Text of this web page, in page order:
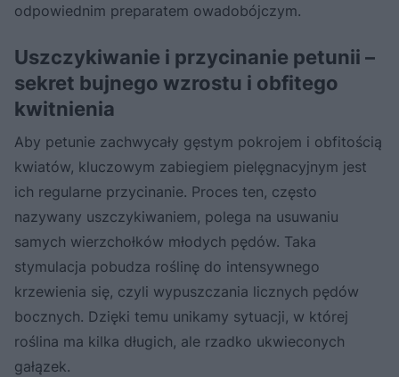
odpowiednim preparatem owadobójczym.
Uszczykiwanie i przycinanie petunii –
sekret bujnego wzrostu i obfitego
kwitnienia
Aby petunie zachwycały gęstym pokrojem i obfitością
kwiatów, kluczowym zabiegiem pielęgnacyjnym jest
ich regularne przycinanie. Proces ten, często
nazywany uszczykiwaniem, polega na usuwaniu
samych wierzchołków młodych pędów. Taka
stymulacja pobudza roślinę do intensywnego
krzewienia się, czyli wypuszczania licznych pędów
bocznych. Dzięki temu unikamy sytuacji, w której
roślina ma kilka długich, ale rzadko ukwieconych
gałązek.